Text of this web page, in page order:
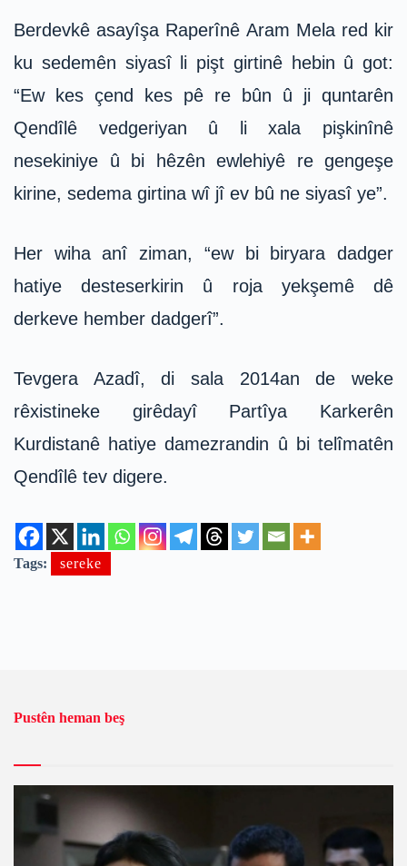
Berdevkê asayîşa Raperînê Aram Mela red kir
ku sedemên siyasî li pişt girtinê hebin û got:
“Ew kes çend kes pê re bûn û ji quntarên
Qendîlê vedgeriyan û li xala pişkinînê
nesekiniye û bi hêzên ewlehiyê re gengeşe
kirine, sedema girtina wî jî ev bû ne siyasî ye”.
Her wiha anî ziman, “ew bi biryara dadger
hatiye desteserkirin û roja yekşemê dê
derkeve hember dadgerî”.
Tevgera Azadî, di sala 2014an de weke
rêxistineke girêdayî Partîya Karkerên
Kurdistanê hatiye damezrandin û bi telîmatên
Qendîlê tev digere.
Tags: sereke
Pustên heman beş